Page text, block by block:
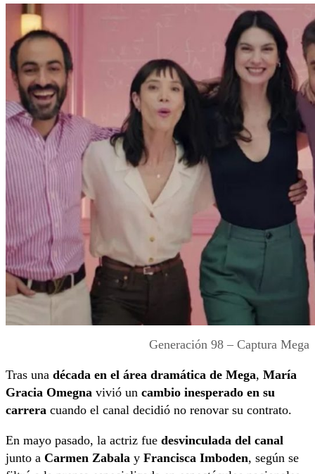
Generación 98 – Captura Mega
Tras una década en el área dramática de Mega, María
Gracia Omegna vivió un cambio inesperado en su
carrera cuando el canal decidió no renovar su contrato.
En mayo pasado, la actriz fue desvinculada del canal
junto a Carmen Zabala y Francisca Imboden, según se